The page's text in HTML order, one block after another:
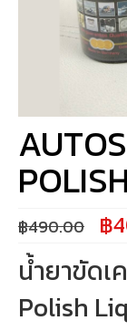
฿490.00
฿
฿
น้ำยาขัดเ
Polish